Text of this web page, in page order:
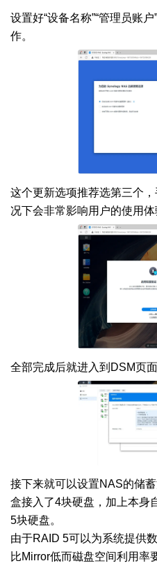
设置好“设备名称”“管理员账
作。
这个更新选项推荐选第三个
况下会非常影响用户的使用体
全部完成后就进入到DSM页面
接下来就可以设置NAS的储
盒接入了4块硬盘，加上本身
5块硬盘。
由于RAID 5可以为系统提供
比Mirror低而磁盘空间利用率